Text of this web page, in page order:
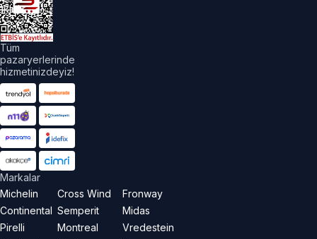
Tüm
pazaryerlerinde
hizmetinizdeyiz!
Markalar
Michelin
Continental
Pirelli
Cross Wind
Semperit
Montreal
Fronway
Midas
Vredestein